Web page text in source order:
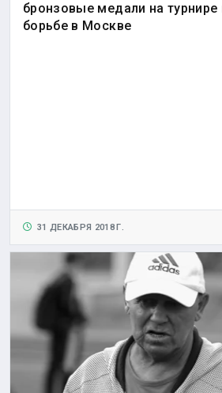
бронзовые медали на
борьбе в Москве
31 ДЕКАБРЯ 2018 Г.